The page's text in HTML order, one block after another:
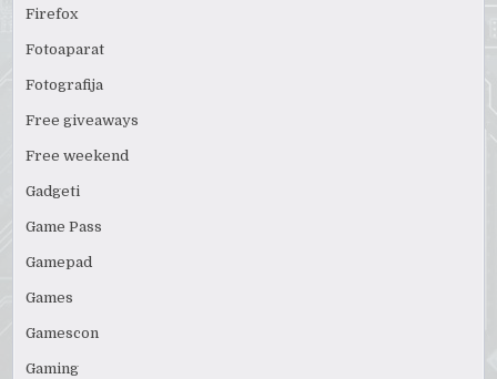
Firefox
Fotoaparat
Fotografija
Free giveaways
Free weekend
Gadgeti
Game Pass
Gamepad
Games
Gamescon
Gaming